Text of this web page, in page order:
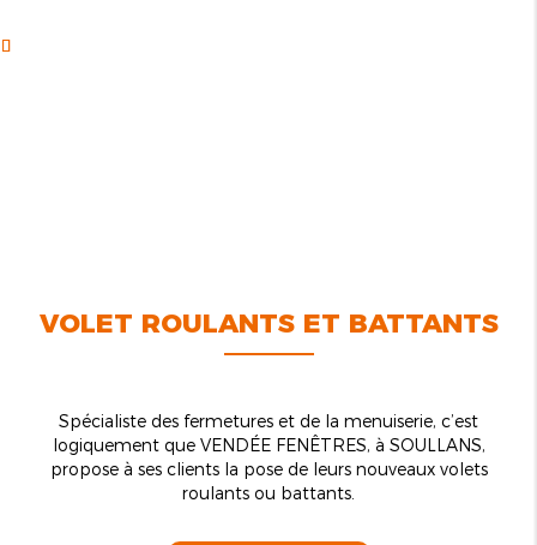
VOLET ROULANTS ET BATTANTS
Spécialiste des fermetures et de la menuiserie, c’est
logiquement que VENDÉE FENÊTRES, à SOULLANS,
propose à ses clients la pose de leurs nouveaux volets
roulants ou battants.